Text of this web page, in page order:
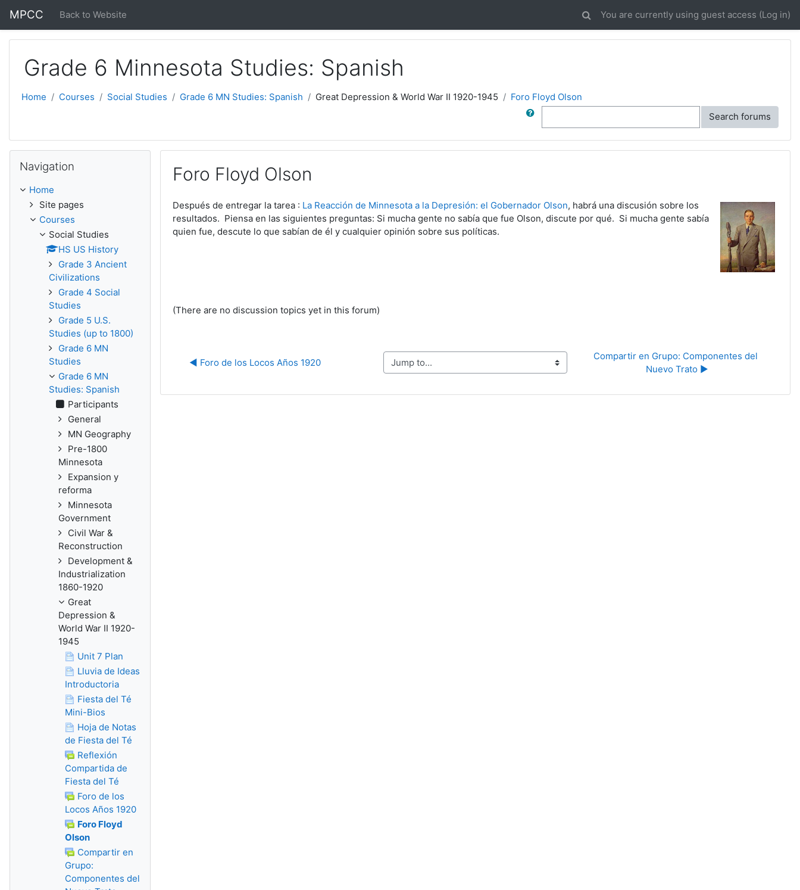
MPCC Back to Website You are currently using guest access (Log in)
Grade 6 Minnesota Studies: Spanish
Home Courses Social Studies Grade 6 MN Studies: Spanish Great Depression & World War II 1920-1945 Foro Floyd Olson
Search forums
Foro Floyd Olson
Después de entregar la tarea : La Reacción de Minnesota a la Depresión: el Gobernador Olson, habrá una discusión sobre los
resultados. Piensa en las siguientes preguntas: Si mucha gente no sabía que fue Olson, discute por qué. Si mucha gente sabía
quien fue, descute lo que sabían de él y cualquier opinión sobre sus políticas.
(There are no discussion topics yet in this forum)
◀︎ Foro de los Locos Años 1920 Jump to...
Compartir en Grupo: Componentes del
Nuevo Trato ▶︎
Navigation
Home
Site pages
Courses
Social Studies
HS US History
Grade 3 Ancient
Civilizations
Grade 4 Social
Studies
Grade 5 U.S.
Studies (up to 1800)
Grade 6 MN
Studies
Grade 6 MN
Studies: Spanish
Participants
General
MN Geography
Pre-1800
Minnesota
Expansion y
reforma
Minnesota
Government
Civil War &
Reconstruction
Development &
Industrialization
1860-1920
Great
Depression &
World War II 1920-
1945
Unit 7 Plan
Lluvia de Ideas
Introductoria
Fiesta del Té
Mini-Bios
Hoja de Notas
de Fiesta del Té
Reflexión
Compartida de
Fiesta del Té
Foro de los
Locos Años 1920
Foro Floyd
Olson
Compartir en
Grupo:
Componentes del